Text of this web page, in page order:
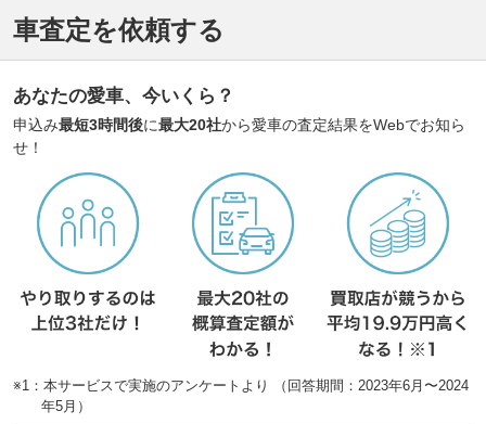
車査定を依頼する
あなたの愛車、今いくら？
申込み最短3時間後に最大20社から愛車の査定結果をWebでお知ら
せ！
※1：本サービスで実施のアンケートより （回答期間：2023年6月〜2024
年5月）